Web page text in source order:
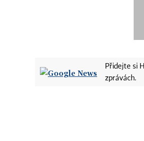
Přidejte si
zprávách.